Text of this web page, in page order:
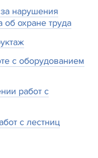
нарушения
об охране труда
с оборудованием
работ с
с лестниц